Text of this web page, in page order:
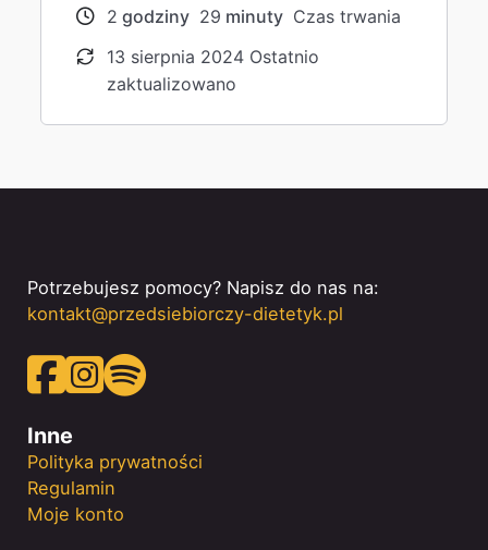
2 godziny 29 minuty Czas trwania
13 sierpnia 2024 Ostatnio
zaktualizowano
Inne
Polityka prywatności
Regulamin
Moje konto
Potrzebujesz pomocy? Napisz do nas na:
kontakt@przedsiebiorczy-dietetyk.pl
Obserwuj nas na Facebooku!
Obserwuj nas na Instagramie!
Subskrybuj nasz podcast na Spotify!